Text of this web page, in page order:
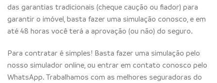
das garantias tradicionais (cheque caução ou fiador) para
garantir o imóvel, basta fazer uma simulação conosco, e em
até 48 horas você terá a aprovação (ou não) do seguro.
Para contratar é simples! Basta fazer uma simulação pelo
nosso simulador online, ou entrar em contato conosco pelo
WhatsApp. Trabalhamos com as melhores seguradoras do